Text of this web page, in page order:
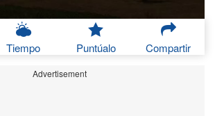
Tiempo Puntúalo Compartir
Advertisement